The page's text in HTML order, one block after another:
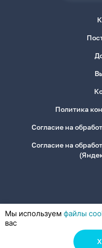
Политика
Согласие на
Согласие на
© 2026, ООО
Мы используем файлы
вас